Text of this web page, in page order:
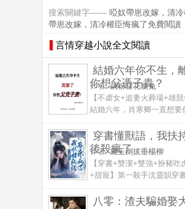
搜索關鍵字—— 啞奴帶崽改嫁，清
帶崽改嫁，清冷權臣悔瘋了免費閱讀
言情穿越小說全文閱讀
結婚六年你不生，
你想父憑子貴？
作者:藕粉桂花糖兔
【不虐女+追妻火葬場+雄競
結婚六年，肖寒卿一直想要
穿書懂獸語，我扶
後殺瘋了
作者:黛玉倒拔垂楊柳
【穿書+雙潔+雙強+扮豬吃
+甜寵】第一殺手沈靈韻穿
八零：渣夫騙婚娶